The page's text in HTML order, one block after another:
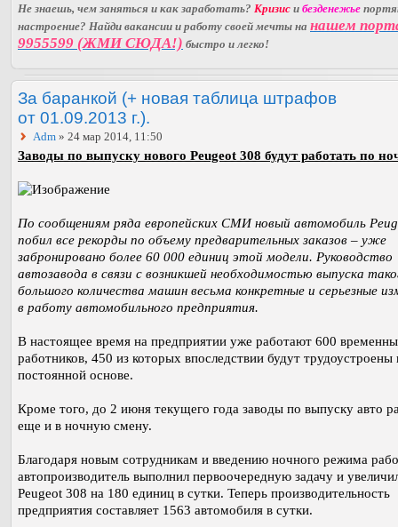
Не знаешь, чем заняться и как заработать? Кризис и безденежье
настроение? Найди вакансии и работу своей мечты на нашем
9955599 (ЖМИ СЮДА!) быстро и легко!
За баранкой (+ новая таблица штрафов
от 01.09.2013 г.).
Adm » 24 мар 2014, 11:50
Заводы по выпуску нового Peugeot 308 будут работать по
По сообщениям ряда европейских СМИ новый автомобиль
побил все рекорды по объему предварительных заказов – уже
забронировано более 60 000 единиц этой модели. Руководство
автозавода в связи с возникшей необходимостью выпуска
большого количества машин весьма конкретные и серьезные
в работу автомобильного предприятия.
В настоящее время на предприятии уже работают 600
работников, 450 из которых впоследствии будут трудоустроены
постоянной основе.
Кроме того, до 2 июня текущего года заводы по выпуску авто
еще и в ночную смену.
Благодаря новым сотрудникам и введению ночного режима
автопроизводитель выполнил первоочередную задачу и
Peugeot 308 на 180 единиц в сутки. Теперь производительность
предприятия составляет 1563 автомобиля в сутки.